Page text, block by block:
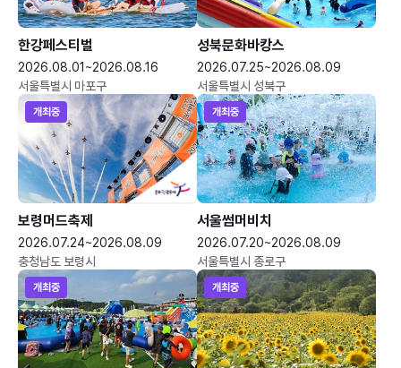
한강페스티벌
2026.08.01~2026.08.16
서울특별시 마포구
성북문화바캉스
2026.07.25~2026.08.09
서울특별시 성북구
개최중
보령머드축제
2026.07.24~2026.08.09
충청남도 보령시
개최중
서울썸머비치
2026.07.20~2026.08.09
서울특별시 종로구
개최중 개최중